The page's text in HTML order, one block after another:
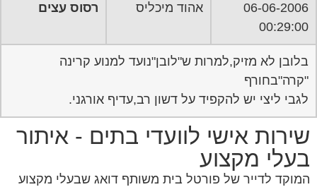
06-06-2006
00:29:00
אהוד מיכליס רסוס עצים
בלובן לא מזיק,למרות ש"לובן"נועד למנוע קרינה
"קרה"בחורף
לגבי ליצי יש להקפיד על דשון רב,עדיף אורגני.
שירות אישי לוועדי בתים - איתור
בעלי מקצוע
המוקד לדייר של פורטל בית משותף דואג שבעלי מקצוע